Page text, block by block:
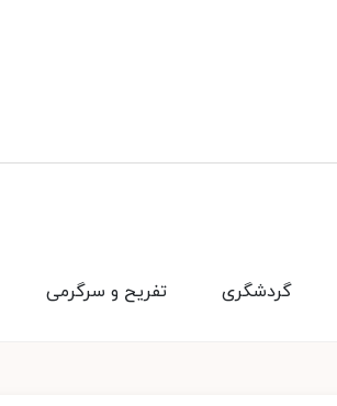
تفریح و سرگرمی گردشگری